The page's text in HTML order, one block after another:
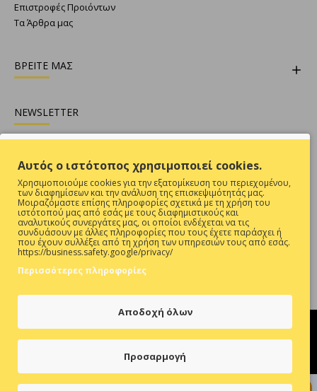
Επιστροφές Προιόντων
Τα Άρθρα μας
ΒΡΕΙΤΕ ΜΑΣ
NEWSLETTER
Θες να είσαι ενήμερος για όλες τις προσφορές ;
Εγγραφή
Συμπληρώστε την επαλήθευση captcha παρακάτω
Έχω Διαβάσει Και Αποδέχομαι Τους
Hosted & Supported byThink Open
Αυτός ο ιστότοπος χρησιμοποιεί cookies.
Χρησιμοποιούμε cookies για την εξατομίκευση του περιεχομένου,
των διαφημίσεων και την ανάλυση της επισκεψιμότητάς μας.
Μοιραζόμαστε επίσης πληροφορίες σχετικά με τη χρήση του
ιστότοπού μας από εσάς με τους διαφημιστικούς και
αναλυτικούς συνεργάτες μας, οι οποίοι ενδέχεται να τις
συνδυάσουν με άλλες πληροφορίες που τους έχετε παράσχει ή
που έχουν συλλέξει από τη χρήση των υπηρεσιών τους από εσάς.
https://business.safety.google/privacy/
Περισσότερες πληροφορίες
Αποδοχή όλων
Προσαρμογή